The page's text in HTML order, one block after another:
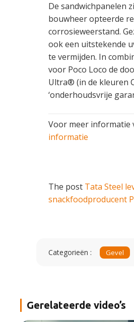
De sandwichpanelen
bouwheer opteerde
corrosieweerstand.
ook een uitstekende
te vermijden. In
voor Poco Loco de
Ultra® (in de kleuren
‘onderhoudsvrije
Voor meer informatie
informatie
The post Tata Steel
snackfoodproducent
Categorieën : Gevel
Gerelateerde video’s